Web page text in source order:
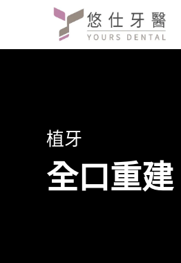
植牙
全口重建